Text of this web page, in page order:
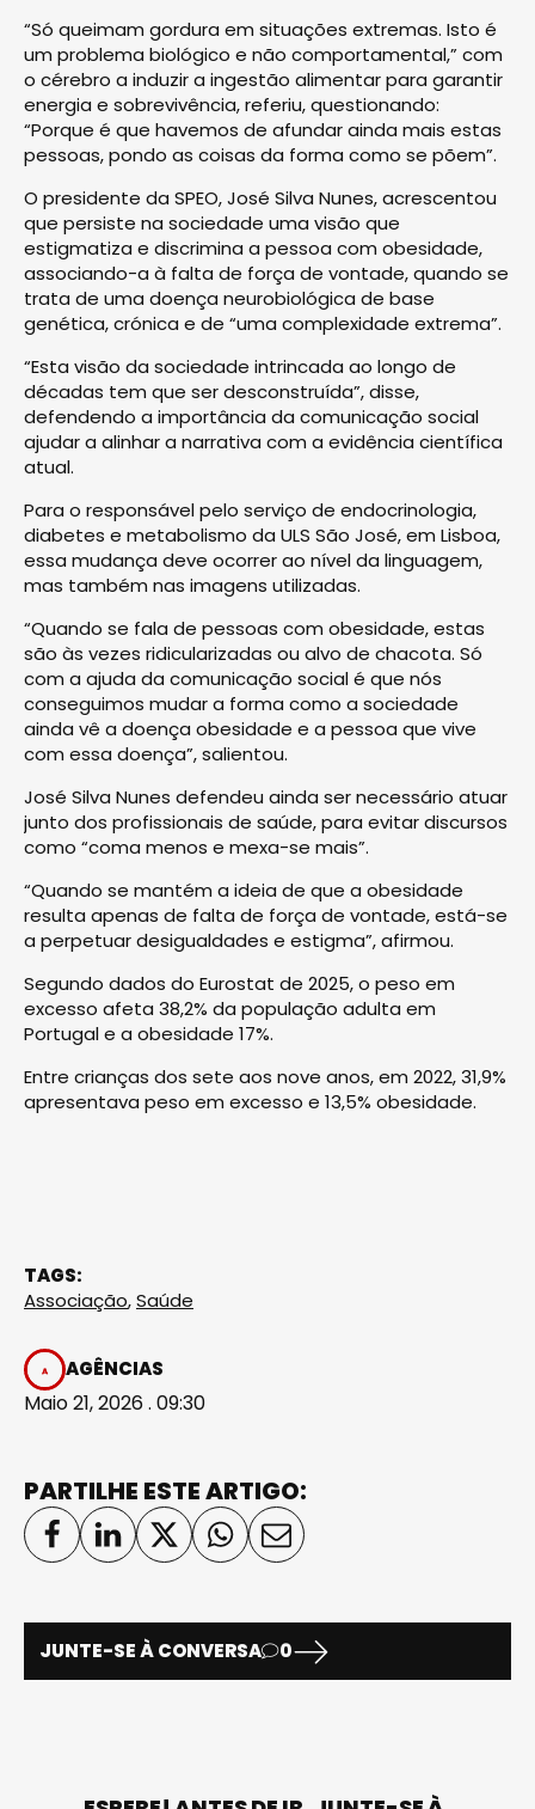
“Só queimam gordura em situações extremas. Isto é
um problema biológico e não comportamental,” com
o cérebro a induzir a ingestão alimentar para garantir
energia e sobrevivência, referiu, questionando:
“Porque é que havemos de afundar ainda mais estas
pessoas, pondo as coisas da forma como se põem”.
O presidente da SPEO, José Silva Nunes, acrescentou
que persiste na sociedade uma visão que
estigmatiza e discrimina a pessoa com obesidade,
associando-a à falta de força de vontade, quando se
trata de uma doença neurobiológica de base
genética, crónica e de “uma complexidade extrema”.
“Esta visão da sociedade intrincada ao longo de
décadas tem que ser desconstruída”, disse,
defendendo a importância da comunicação social
ajudar a alinhar a narrativa com a evidência científica
atual.
Para o responsável pelo serviço de endocrinologia,
diabetes e metabolismo da ULS São José, em Lisboa,
essa mudança deve ocorrer ao nível da linguagem,
mas também nas imagens utilizadas.
“Quando se fala de pessoas com obesidade, estas
são às vezes ridicularizadas ou alvo de chacota. Só
com a ajuda da comunicação social é que nós
conseguimos mudar a forma como a sociedade
ainda vê a doença obesidade e a pessoa que vive
com essa doença”, salientou.
José Silva Nunes defendeu ainda ser necessário atuar
junto dos profissionais de saúde, para evitar discursos
como “coma menos e mexa-se mais”.
“Quando se mantém a ideia de que a obesidade
resulta apenas de falta de força de vontade, está-se
a perpetuar desigualdades e estigma”, afirmou.
Segundo dados do Eurostat de 2025, o peso em
excesso afeta 38,2% da população adulta em
Portugal e a obesidade 17%.
Entre crianças dos sete aos nove anos, em 2022, 31,9%
apresentava peso em excesso e 13,5% obesidade.
TAGS:
Associação,Saúde
AGÊNCIAS
Maio 21, 2026 . 09:30
PARTILHE ESTE ARTIGO:
JUNTE-SE À CONVERSA 0